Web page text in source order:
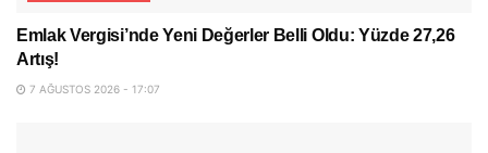
Emlak Vergisi’nde Yeni Değerler Belli Oldu: Yüzde 27,26
Artış!
7 AĞUSTOS 2026 - 17:07